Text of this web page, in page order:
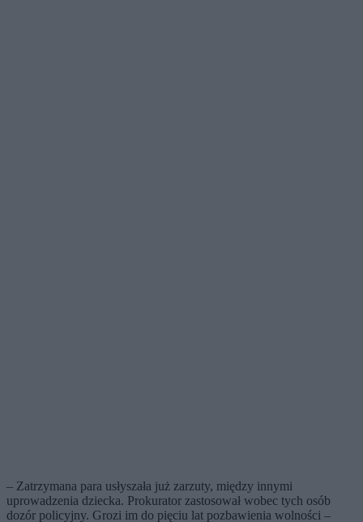
– Zatrzymana para usłyszała już zarzuty, między innymi
uprowadzenia dziecka. Prokurator zastosował wobec tych osób
dozór policyjny. Grozi im do pięciu lat pozbawienia wolności –